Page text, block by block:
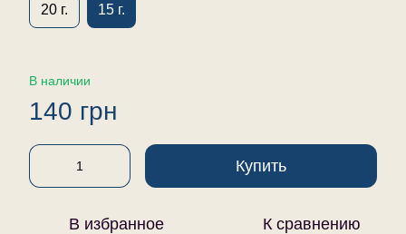
20 г. 15 г.
В наличии
140 грн
Купить
В избранное К сравнению